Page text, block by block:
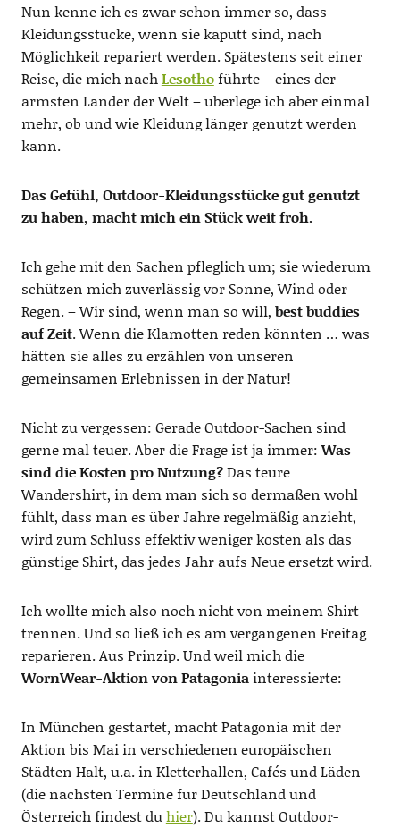
Nun kenne ich es zwar schon immer so, dass
Kleidungsstücke, wenn sie kaputt sind, nach
Möglichkeit repariert werden. Spätestens seit einer
Reise, die mich nachLesothoführte – eines der
ärmsten Länder der Welt – überlege ich aber einmal
mehr, ob und wie Kleidung länger genutzt werden
kann.
Das Gefühl, Outdoor-Kleidungsstücke gut genutzt
zu haben, macht mich ein Stück weit froh.
Ich gehe mit den Sachen pfleglich um; sie wiederum
schützen mich zuverlässig vor Sonne, Wind oder
Regen. – Wir sind, wenn man so will, best buddies
auf Zeit. Wenn die Klamotten reden könnten … was
hätten sie alles zu erzählen von unseren
gemeinsamen Erlebnissen in der Natur!
Nicht zu vergessen: Gerade Outdoor-Sachen sind
gerne mal teuer. Aber die Frage ist ja immer:Was
sind die Kosten pro Nutzung?Das teure
Wandershirt, in dem man sich so dermaßen wohl
fühlt, dass man es über Jahre regelmäßig anzieht,
wird zum Schluss effektiv weniger kosten als das
günstige Shirt, das jedes Jahr aufs Neue ersetzt wird.
Ich wollte mich also noch nicht von meinem Shirt
trennen. Und so ließ ich es am vergangenen Freitag
reparieren. Aus Prinzip. Und weil mich die
WornWear-Aktion von Patagoniainteressierte:
In München gestartet, macht Patagonia mit der
Aktion bis Mai in verschiedenen europäischen
Städten Halt, u.a. in Kletterhallen, Cafés und Läden
(die nächsten Termine für Deutschland und
Österreich findest duhier). Du kannst Outdoor-